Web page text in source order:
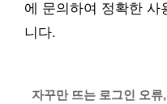
에 문의하여 정확한 사
니다.
자꾸만 뜨는 로그인 오